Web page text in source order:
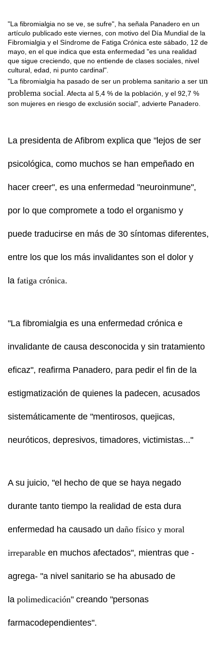
"La fibromialgia no se ve, se sufre", ha señala Panadero en un
artículo publicado este viernes, con motivo del Día Mundial de la
Fibromialgia y el Síndrome de Fatiga Crónica este sábado, 12 de
mayo, en el que indica que esta enfermedad "es una realidad
que sigue creciendo, que no entiende de clases sociales, nivel
cultural, edad, ni punto cardinal".
"La fibromialgia ha pasado de ser un problema sanitario a ser un
problema social . Afecta al 5,4 % de la población, y el 92,7 %
son mujeres en riesgo de exclusión social", advierte Panadero.
La presidenta de Afibrom explica que "lejos de ser
psicológica, como muchos se han empeñado en
hacer creer", es una enfermedad "neuroinmune",
por lo que compromete a todo el organismo y
puede traducirse en más de 30 síntomas diferentes,
entre los que los más invalidantes son el dolor y
la fatiga crónica.
"La fibromialgia es una enfermedad crónica e
invalidante de causa desconocida y sin tratamiento
eficaz", reafirma Panadero, para pedir el fin de la
estigmatización de quienes la padecen, acusados
sistemáticamente de "mentirosos, quejicas,
neuróticos, depresivos, timadores, victimistas..."
A su juicio, "el hecho de que se haya negado
durante tanto tiempo la realidad de esta dura
enfermedad ha causado un daño físico y moral
irreparable en muchos afectados", mientras que -
agrega- "a nivel sanitario se ha abusado de
la polimedicación" creando "personas
farmacodependientes".